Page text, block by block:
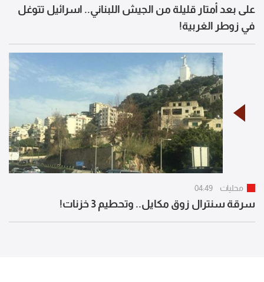
على بعد أمتار قليلة من الجيش اللبناني.. اسرائيل تتوغل
في زوطر الغربية!
محليات 04:49
سرقة سنترال زوق مكايل.. وتحطيم 3 خزنات!